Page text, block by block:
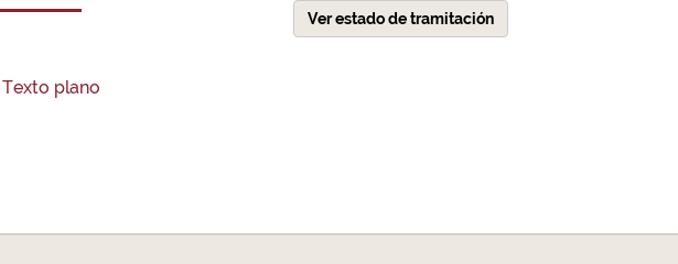
Ver estado de tramitación
Texto plano